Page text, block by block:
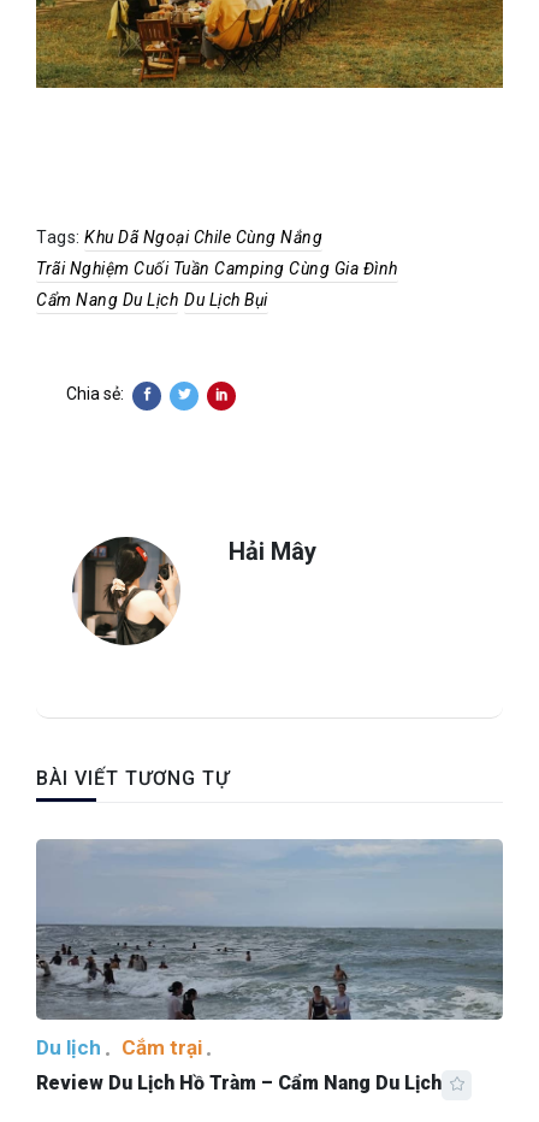
Tags: Khu Dã Ngoại Chile Cùng Nắng
Trãi Nghiệm Cuối Tuần Camping Cùng Gia Đình
Cẩm Nang Du Lịch Du Lịch Bụi
Chia sẻ:
Hải Mây
BÀI VIẾT TƯƠNG TỰ
Du lịch Cắm trại
Review Du Lịch Hồ Tràm – Cẩm Nang Du Lịch